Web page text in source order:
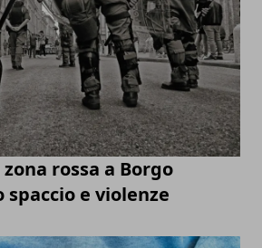
rossa a Borgo
spaccio e violenze